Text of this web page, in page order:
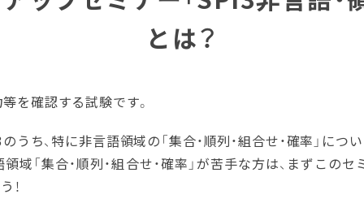
とは？
を確認する試験です。
うち、特に非言語領域の「集合・順列・組合せ・確率」につ
域「集合・順列・組合せ・確率」が苦手な方は、まずこの
！